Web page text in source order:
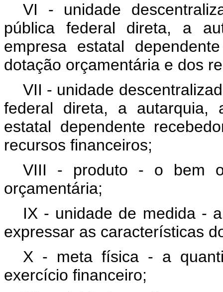
VI - unidade
pública federal direta, a
empresa estatal
dotação orçamentária e dos
VII - unidade
federal direta, a autarquia,
estatal dependente
recursos financeiros;
VIII - produto - o bem
orçamentária;
IX - unidade de medida -
expressar as características
X - meta física - a
exercício financeiro;